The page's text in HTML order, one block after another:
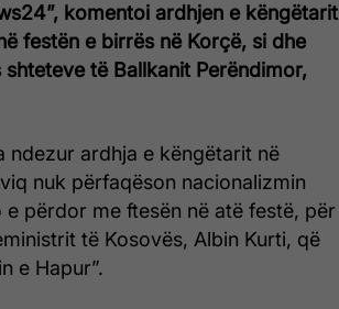
komentoi ardhjen e këngëtarit
festën e birrës në Korçë, si dhe
shteteve të Ballkanit Perëndimor,
ndezur ardhja e këngëtarit në
nuk përfaqëson nacionalizmin
përdor me ftesën në atë festë, për
të Kosovës, Albin Kurti, që
e Hapur”.